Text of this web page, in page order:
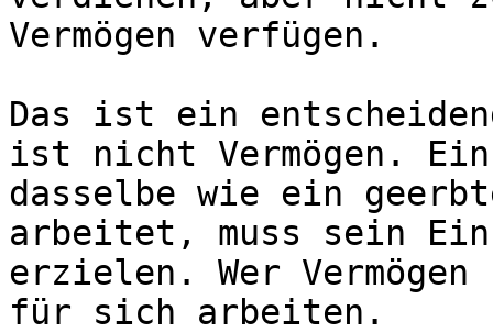
Vermögen verfügen.
Das ist ein
ist nicht Vermögen.
dasselbe wie ein
arbeitet, muss sein
erzielen. Wer
für sich arbeiten.